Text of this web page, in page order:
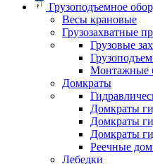
Грузоподъемное
Весы крановые
Грузозахватные
Грузовые
Монтажные
Домкраты
Домкраты
Домкраты
Домкраты
Реечные
Лебедки